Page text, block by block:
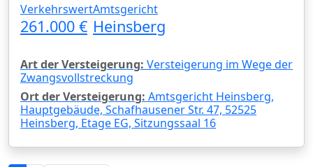
Verkehrswert
261.000 €
Amtsgericht
Heinsberg
Art der Versteigerung: Versteigerung im Wege der
Zwangsvollstreckung
Ort der Versteigerung: Amtsgericht Heinsberg,
Hauptgebäude, Schafhausener Str. 47, 52525
Heinsberg, Etage EG, Sitzungssaal 16